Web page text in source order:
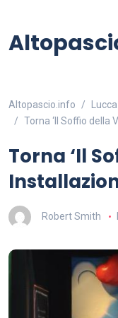
Altopascio.info
Lucca
Torna ‘Il Soffio della
Torna ‘Il
Robert Smith